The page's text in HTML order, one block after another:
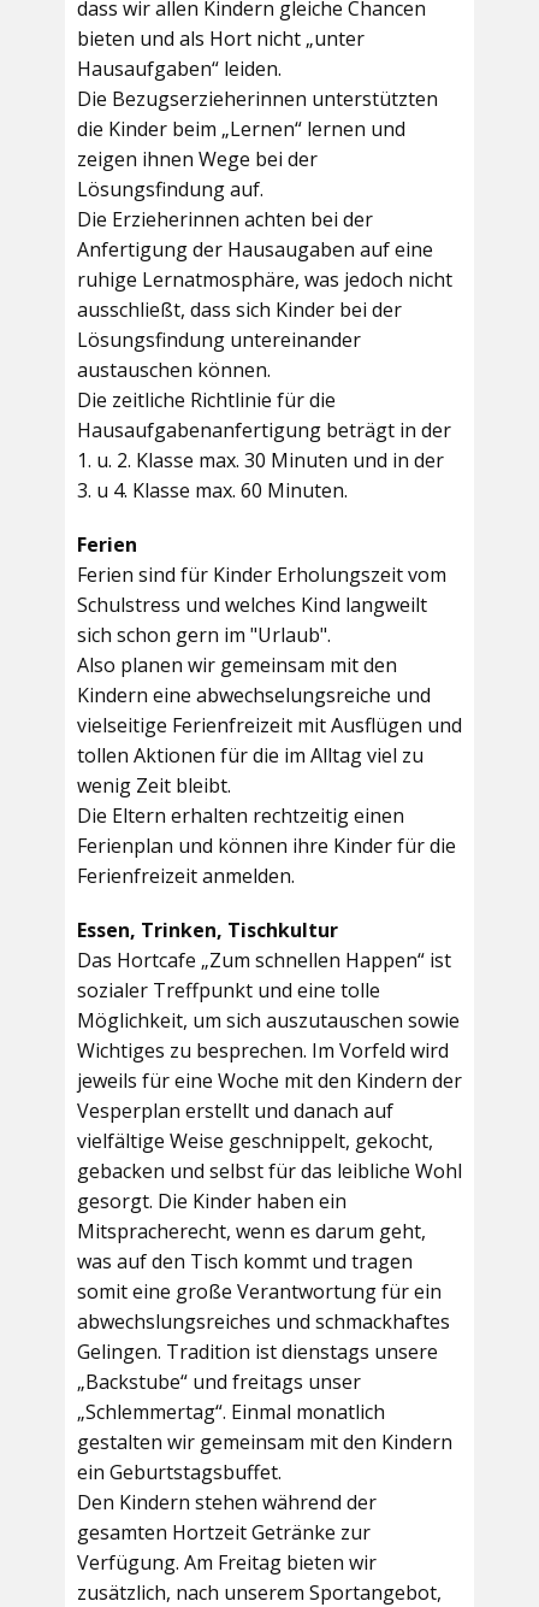
dass wir allen Kindern gleiche Chancen
bieten und als Hort nicht „unter
Hausaufgaben“ leiden.
Die Bezugserzieherinnen unterstützten
die Kinder beim „Lernen“ lernen und
zeigen ihnen Wege bei der
Lösungsfindung auf.
Die Erzieherinnen achten bei der
Anfertigung der Hausaugaben auf eine
ruhige Lernatmosphäre, was jedoch nicht
ausschließt, dass sich Kinder bei der
Lösungsfindung untereinander
austauschen können.
Die zeitliche Richtlinie für die
Hausaufgabenanfertigung beträgt in der
1. u. 2. Klasse max. 30 Minuten und in der
3. u 4. Klasse max. 60 Minuten.
Ferien
Ferien sind für Kinder Erholungszeit vom
Schulstress und welches Kind langweilt
sich schon gern im "Urlaub".
Also planen wir gemeinsam mit den
Kindern eine abwechselungsreiche und
vielseitige Ferienfreizeit mit Ausflügen und
tollen Aktionen für die im Alltag viel zu
wenig Zeit bleibt.
Die Eltern erhalten rechtzeitig einen
Ferienplan und können ihre Kinder für die
Ferienfreizeit anmelden.
Essen, Trinken, Tischkultur
Das Hortcafe „Zum schnellen Happen“ ist
sozialer Treffpunkt und eine tolle
Möglichkeit, um sich auszutauschen sowie
Wichtiges zu besprechen. Im Vorfeld wird
jeweils für eine Woche mit den Kindern der
Vesperplan erstellt und danach auf
vielfältige Weise geschnippelt, gekocht,
gebacken und selbst für das leibliche Wohl
gesorgt. Die Kinder haben ein
Mitspracherecht, wenn es darum geht,
was auf den Tisch kommt und tragen
somit eine große Verantwortung für ein
abwechslungsreiches und schmackhaftes
Gelingen. Tradition ist dienstags unsere
„Backstube“ und freitags unser
„Schlemmertag“. Einmal monatlich
gestalten wir gemeinsam mit den Kindern
ein Geburtstagsbuffet.
Den Kindern stehen während der
gesamten Hortzeit Getränke zur
Verfügung. Am Freitag bieten wir
zusätzlich, nach unserem Sportangebot,